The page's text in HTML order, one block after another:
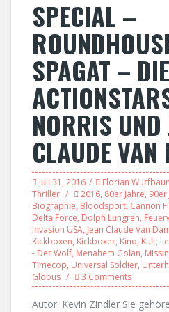
SPECIAL –
SPAGAT – DIE
NORRIS UND
CLAUDE VAN
Juli 31, 2016 Florian
Thriller
2016, 80er Jahre, 90er
Biographie, Bloodsport, Cannon
Delta Force, Dolph Lungren,
Invasion USA, Jean Claude Van
Kickboxen, Kickboxer, Kino, Kult,
- Der Wolf, Menahem Golan,
Timecop, Universal Soldier,
Globus
3 Comments
Autor: Kevin Zindler Sie